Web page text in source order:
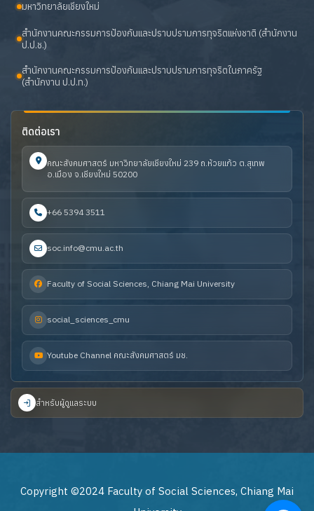
มหาวิทยาลัยเชียงใหม่
สำนักงานคณะกรรมการป้องกันและปราบปรามการทุจริตแห่งชาติ (สำนักงาน
ป.ป.ช.)
สำนักงานคณะกรรมการป้องกันและปราบปรามการทุจริตในภาครัฐ
(สำนักงาน ป.ป.ท.)
ติดต่อเรา
คณะสังคมศาสตร์ มหาวิทยาลัยเชียงใหม่ 239 ถ.ห้วยแก้ว ต.สุเทพ
อ.เมือง จ.เชียงใหม่ 50200
+66 5394 3511
soc.info@cmu.ac.th
Faculty of Social Sciences, Chiang Mai University
social_sciences_cmu
Youtube Channel คณะสังคมศาสตร์ มช.
สำหรับผู้ดูแลระบบ
Copyright ©2024 Faculty of Social Sciences, Chiang Mai